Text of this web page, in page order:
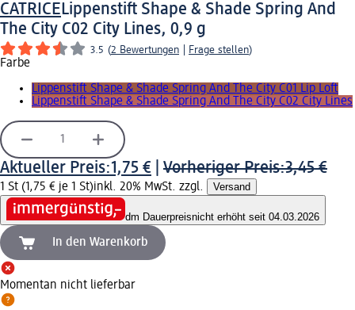
CATRICELippenstift Shape & Shade Spring And
The City C02 City Lines, 0,9 g
3.5 (2 Bewertungen Frage stellen)
Farbe
Lippenstift Shape & Shade Spring And The City C01 Lip Loft
Lippenstift Shape & Shade Spring And The City C02 City Lines
Aktueller Preis:1,75 € Vorheriger Preis:3,45 €
1 St (1,75 € je 1 St)inkl. 20% MwSt. zzgl. Versand
dm Dauerpreisnicht erhöht seit 04.03.2026
In den Warenkorb
Momentan nicht lieferbar